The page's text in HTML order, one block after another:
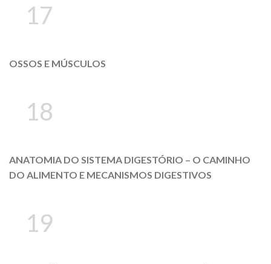
17
OSSOS E MÚSCULOS
18
ANATOMIA DO SISTEMA DIGESTÓRIO – O CAMINHO
DO ALIMENTO E MECANISMOS DIGESTIVOS
19